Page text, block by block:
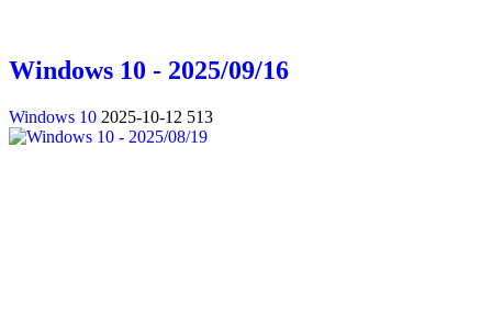
Windows 10 - 2025/09/16
Windows 10 2025-10-12 513